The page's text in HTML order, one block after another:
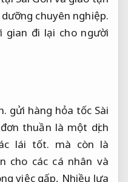
dưỡng chuyên nghiệp.
đi lại cho người
gửi hàng hỏa tốc Sài
thuần là một dịch
lái tốt. mà còn là
cho các cá nhân và
việc gấp, Nhiều lựa